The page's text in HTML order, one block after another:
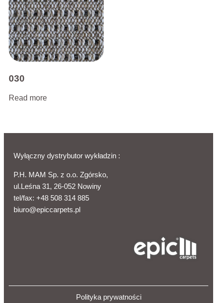
030
Read more
Wyłączny dystrybutor wykładzin :
P.H. MAM Sp. z o.o. Zgórsko,
ul.Leśna 31, 26-052 Nowiny
tel/fax: +48 508 314 885
biuro@epiccarpets.pl
Polityka prywatności